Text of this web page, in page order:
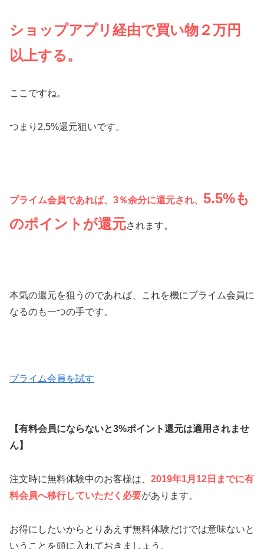
ショップアプリ経由で買い物２万円
以上する。
ここですね。
つまり2.5%還元狙いです。
プライム会員であれば、3％余分に還元され、 5.5%も
のポイントが還元されます。
本気の還元を狙うのであれば、これを機にプライム会員に
なるのも一つの手です。
プライム会員を試す
【有料会員にならないと3%ポイント還元は適用されませ
ん】
注文時に無料体験中のお客様は、 2019年1月12日までに有
料会員へ移行していただく必要があります。
お得にしたいからとりあえず無料体験だけでは意味ないと
いうことを頭に入れておきましょう。